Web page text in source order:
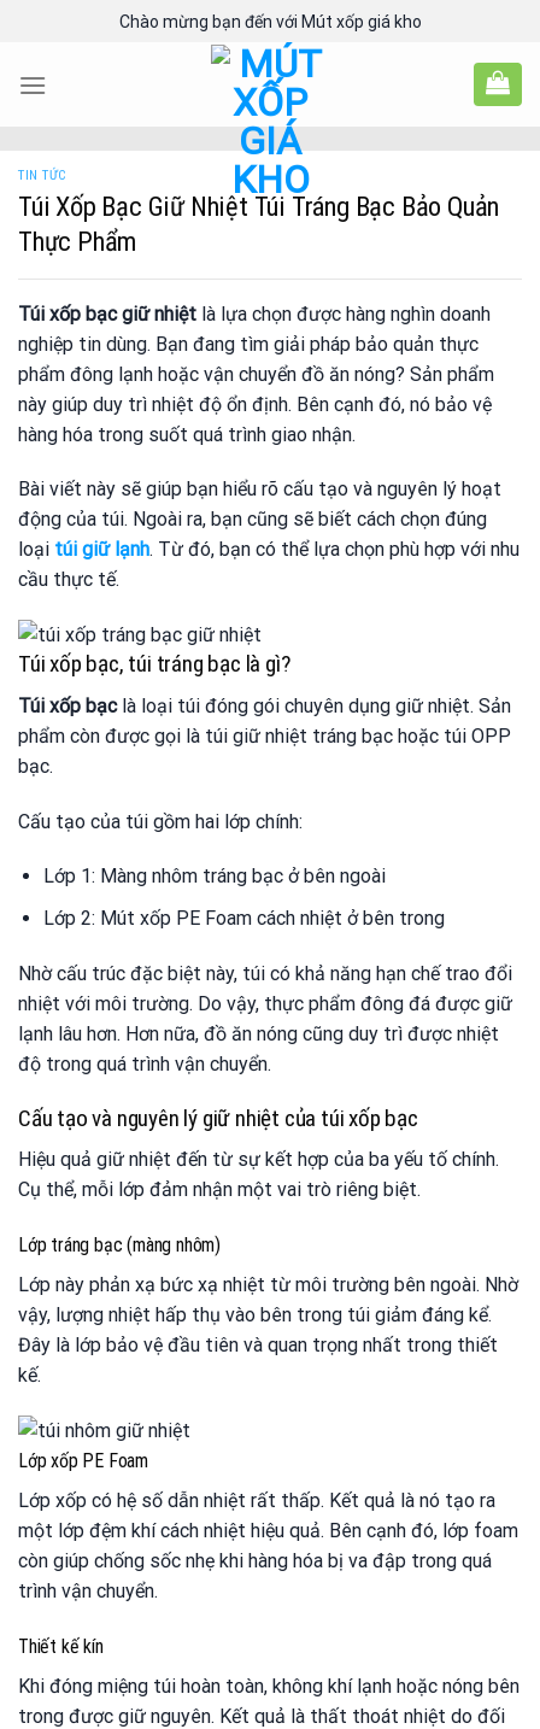
content
Chào mừng bạn đến với Mút xốp giá kho
TIN TỨC
Túi Xốp Bạc Giữ Nhiệt Túi Tráng Bạc Bảo Quản
Thực Phẩm
Túi xốp bạc giữ nhiệt là lựa chọn được hàng nghìn doanh
nghiệp tin dùng. Bạn đang tìm giải pháp bảo quản thực
phẩm đông lạnh hoặc vận chuyển đồ ăn nóng? Sản phẩm
này giúp duy trì nhiệt độ ổn định. Bên cạnh đó, nó bảo vệ
hàng hóa trong suốt quá trình giao nhận.
Bài viết này sẽ giúp bạn hiểu rõ cấu tạo và nguyên lý hoạt
động của túi. Ngoài ra, bạn cũng sẽ biết cách chọn đúng
loại túi giữ lạnh. Từ đó, bạn có thể lựa chọn phù hợp với nhu
cầu thực tế.
Túi xốp bạc, túi tráng bạc là gì?
Túi xốp bạclà loại túi đóng gói chuyên dụng giữ nhiệt. Sản
phẩm còn được gọi là túi giữ nhiệt tráng bạc hoặc túi OPP
bạc.
Cấu tạo của túi gồm hai lớp chính:
Lớp 1: Màng nhôm tráng bạc ở bên ngoài
Lớp 2: Mút xốp PE Foam cách nhiệt ở bên trong
Nhờ cấu trúc đặc biệt này, túi có khả năng hạn chế trao đổi
nhiệt với môi trường. Do vậy, thực phẩm đông đá được giữ
lạnh lâu hơn. Hơn nữa, đồ ăn nóng cũng duy trì được nhiệt
độ trong quá trình vận chuyển.
Cấu tạo và nguyên lý giữ nhiệt của túi xốp bạc
Hiệu quả giữ nhiệt đến từ sự kết hợp của ba yếu tố chính.
Cụ thể, mỗi lớp đảm nhận một vai trò riêng biệt.
Lớp tráng bạc (màng nhôm)
Lớp này phản xạ bức xạ nhiệt từ môi trường bên ngoài. Nhờ
vậy, lượng nhiệt hấp thụ vào bên trong túi giảm đáng kể.
Đây là lớp bảo vệ đầu tiên và quan trọng nhất trong thiết
kế.
Lớp xốp PE Foam
Lớp xốp có hệ số dẫn nhiệt rất thấp. Kết quả là nó tạo ra
một lớp đệm khí cách nhiệt hiệu quả. Bên cạnh đó, lớp foam
còn giúp chống sốc nhẹ khi hàng hóa bị va đập trong quá
trình vận chuyển.
Thiết kế kín
Khi đóng miệng túi hoàn toàn, không khí lạnh hoặc nóng bên
trong được giữ nguyên. Kết quả là thất thoát nhiệt do đối